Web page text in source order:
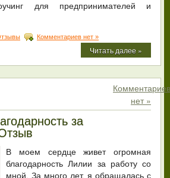
для предпринимателей и
Комментариев нет »
Читать далее »
Комментариев
нет »
за
В моем сердце живет огромная
благодарность Лилии за работу со
мной. За много лет, я обращалась с